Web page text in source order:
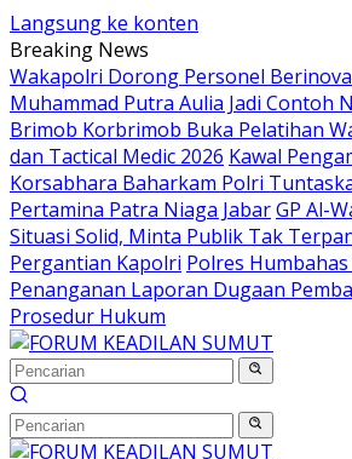
Langsung ke konten
Breaking News
Wakapolri Dorong Personel
Muhammad Putra Aulia Jadi Contoh
Brimob Korbrimob Buka Pelatihan
dan Tactical Medic 2026 Kawal
Korsabhara Baharkam Polri
Pertamina Patra Niaga JabarGP Al-
Situasi Solid, Minta Publik Tak
Pergantian Kapolri Polres
Penanganan Laporan Dugaan
Prosedur Hukum